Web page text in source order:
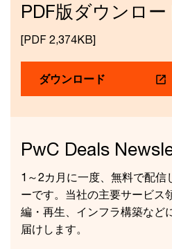
PDF版ダウンロ
[PDF 2,374KB]
ダウンロード
PwC Deals
1～2カ月に一度、無料で配信
ーです。当社の主要サービス
編・再生、インフラ構築など
届けします。